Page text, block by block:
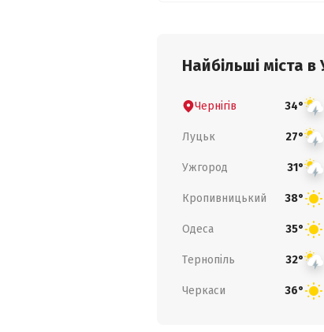
Найбільші міста в
Чернігів 34°
Луцьк 27°
Ужгород 31°
Кропивницький 38°
Одеса 35°
Тернопіль 32°
Черкаси 36°